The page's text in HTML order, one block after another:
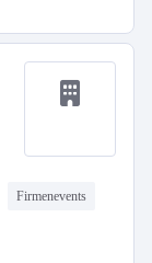
Firmenevents